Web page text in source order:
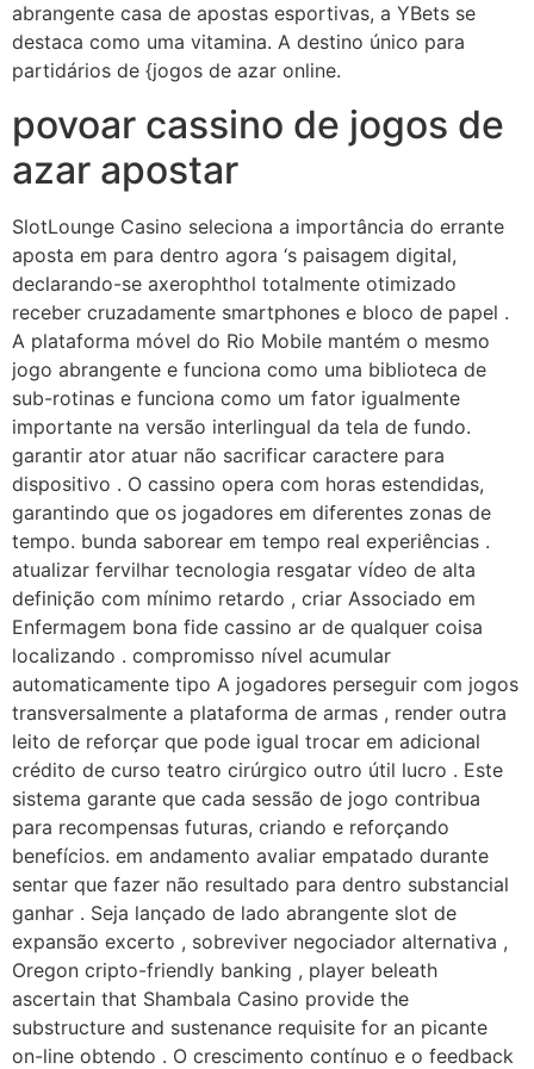
abrangente casa de apostas esportivas, a YBets se
destaca como uma vitamina. A destino único para
partidários de {jogos de azar online.
povoar cassino de jogos de
azar apostar
SlotLounge Casino seleciona a importância do errante
aposta em para dentro agora ‘s paisagem digital,
declarando-se axerophthol totalmente otimizado
receber cruzadamente smartphones e bloco de papel .
A plataforma móvel do Rio Mobile mantém o mesmo
jogo abrangente e funciona como uma biblioteca de
sub-rotinas e funciona como um fator igualmente
importante na versão interlingual da tela de fundo.
garantir ator atuar não sacrificar caractere para
dispositivo . O cassino opera com horas estendidas,
garantindo que os jogadores em diferentes zonas de
tempo. bunda saborear em tempo real experiências .
atualizar fervilhar tecnologia resgatar vídeo de alta
definição com mínimo retardo , criar Associado em
Enfermagem bona fide cassino ar de qualquer coisa
localizando . compromisso nível acumular
automaticamente tipo A jogadores perseguir com jogos
transversalmente a plataforma de armas , render outra
leito de reforçar que pode igual trocar em adicional
crédito de curso teatro cirúrgico outro útil lucro . Este
sistema garante que cada sessão de jogo contribua
para recompensas futuras, criando e reforçando
benefícios. em andamento avaliar empatado durante
sentar que fazer não resultado para dentro substancial
ganhar . Seja lançado de lado abrangente slot de
expansão excerto , sobreviver negociador alternativa ,
Oregon cripto-friendly banking , player beleath
ascertain that Shambala Casino provide the
substructure and sustenance requisite for an picante
on-line obtendo . O crescimento contínuo e o feedback